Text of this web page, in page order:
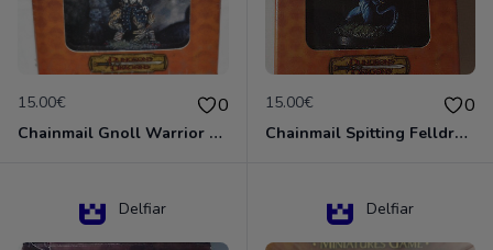
15.00€ 0
Chainmail Gnoll Warrior Dungeons & Dragons
15.00€ 0
Chainmail Spitting Felldrake
Delfiar Delfiar